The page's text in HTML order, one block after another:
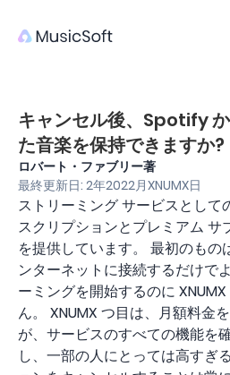
キャンセル後、Spotify
た音楽を保持できますか?
ロバート・ファブリー著
最終更新日: 2年2022月XNUMX日
ストリーミング サービスとし
スクリプションとプレミアム サ
を提供しています。 最初のもの
ンターネットに接続するだけで
ーミングを開始するのに
ん。 XNUMX つ目は、月額料金
が、サービスのすべての機能を
し、一部の人にとっては高すぎ